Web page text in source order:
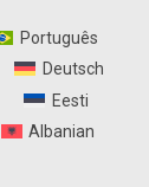
Português
Deutsch
Eesti
Albanian